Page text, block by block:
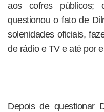
aos cofres públicos;
questionou o fato de
solenidades oficiais,
de rádio e TV e até por
Depois de questionar